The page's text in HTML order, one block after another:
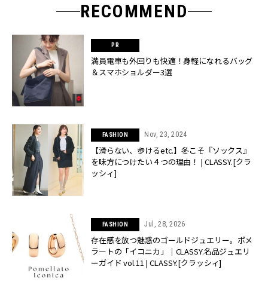
RECOMMEND
満員電車も外回りも快適！身軽になれるバッグ
＆スマホショルダー3選
FASHION Nov, 23, 2024
【滑らない、歩けるetc.】冬こそ『ソックス』
を味方につけたい４つの理由！ | CLASSY.[クラ
ッシィ]
FASHION Jul, 28, 2026
存在感を放つ魅惑のゴールドジュエリー。ポメ
ラートの「イコニカ」｜CLASSY.名品ジュエリ
ーガイド vol.11 | CLASSY.[クラッシィ]